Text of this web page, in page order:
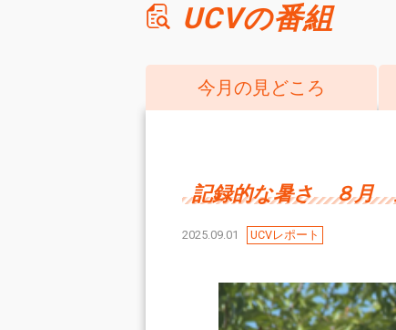
UCVの番組
今月の見どころ
記録的な暑さ ８月
2025.09.01 UCVレポート